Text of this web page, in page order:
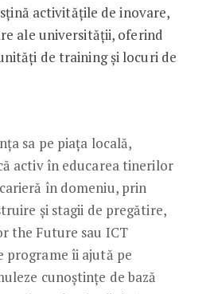
activitățile de inovare,
ale universității, oferind
de training și locuri de
sa pe piața locală,
activ în educarea tinerilor
în domeniu, prin
și stagii de pregătire,
the Future sau ICT
programe îi ajută pe
cunoștințe de bază